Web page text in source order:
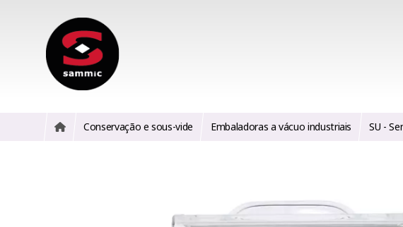
Conservação e sous-vide Embaladoras a vácuo industriais SU -